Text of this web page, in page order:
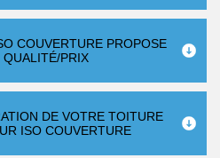
COUVERTURE PROPOSE
PRIX
DE VOTRE TOITURE
ISO COUVERTURE